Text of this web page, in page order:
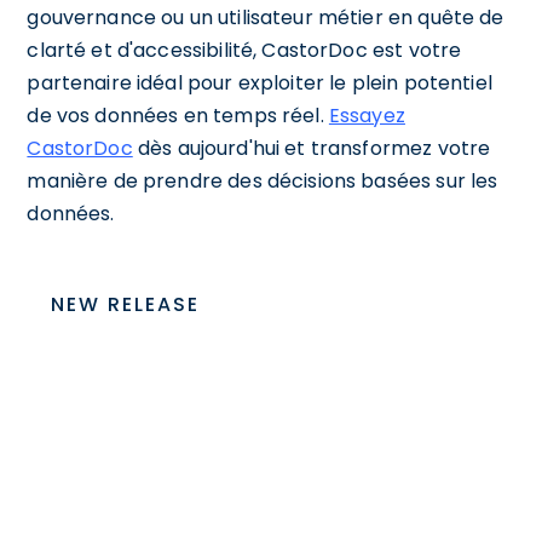
gouvernance ou un utilisateur métier en quête de
clarté et d'accessibilité, CastorDoc est votre
partenaire idéal pour exploiter le plein potentiel
de vos données en temps réel. Essayez
CastorDoc dès aujourd'hui et transformez votre
manière de prendre des décisions basées sur les
données.
NEW RELEASE